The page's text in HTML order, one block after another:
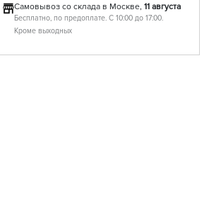
Самовывоз со склада в Москве, 11 августа
Бесплатно, по предоплате. С 10:00 до 17:00.
Кроме выходных